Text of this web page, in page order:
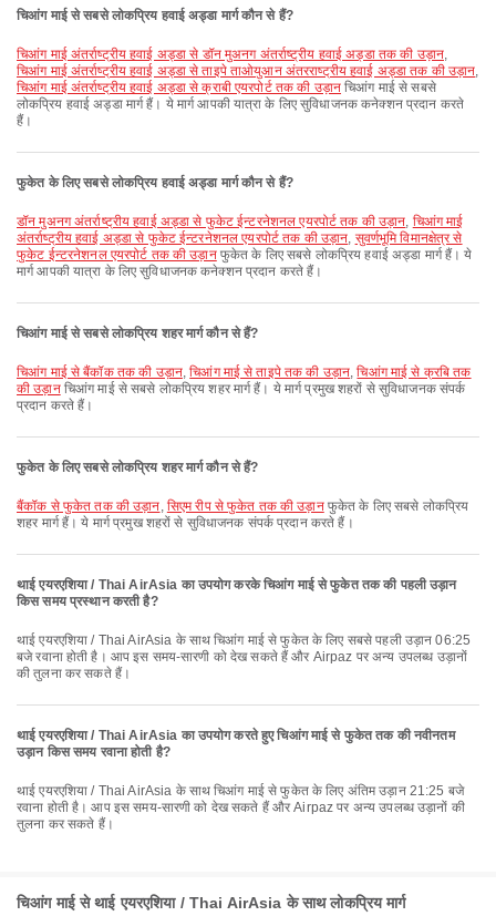
चिआंग माई से सबसे लोकप्रिय हवाई अड्डा मार्ग कौन से हैं?
चिआंग माई अंतर्राष्ट्रीय हवाई अड्डा से डॉन मुअनग अंतर्राष्ट्रीय हवाई अड्डा तक की उड़ान,
चिआंग माई अंतर्राष्ट्रीय हवाई अड्डा से ताइपे ताओयुआन अंतरराष्ट्रीय हवाई अड्डा तक की उड़ान,
चिआंग माई अंतर्राष्ट्रीय हवाई अड्डा से क्राबी एयरपोर्ट तक की उड़ान चिआंग माई से सबसे
लोकप्रिय हवाई अड्डा मार्ग हैं। ये मार्ग आपकी यात्रा के लिए सुविधाजनक कनेक्शन प्रदान करते
हैं।
फुकेत के लिए सबसे लोकप्रिय हवाई अड्डा मार्ग कौन से हैं?
डॉन मुअनग अंतर्राष्ट्रीय हवाई अड्डा से फुकेट ईन्टरनेशनल एयरपोर्ट तक की उड़ान, चिआंग माई
अंतर्राष्ट्रीय हवाई अड्डा से फुकेट ईन्टरनेशनल एयरपोर्ट तक की उड़ान, सुवर्णभूमि विमानक्षेत्र से
फुकेट ईन्टरनेशनल एयरपोर्ट तक की उड़ानफुकेत के लिए सबसे लोकप्रिय हवाई अड्डा मार्ग हैं। ये
मार्ग आपकी यात्रा के लिए सुविधाजनक कनेक्शन प्रदान करते हैं।
चिआंग माई से सबसे लोकप्रिय शहर मार्ग कौन से हैं?
चिआंग माई से बैंकॉक तक की उड़ान,चिआंग माई से ताइपे तक की उड़ान,चिआंग माई से क्रबि तक
की उड़ानचिआंग माई से सबसे लोकप्रिय शहर मार्ग हैं। ये मार्ग प्रमुख शहरों से सुविधाजनक संपर्क
प्रदान करते हैं।
फुकेत के लिए सबसे लोकप्रिय शहर मार्ग कौन से हैं?
बैंकॉक से फुकेत तक की उड़ान, सिएम रीप से फुकेत तक की उड़ानफुकेत के लिए सबसे लोकप्रिय
शहर मार्ग हैं। ये मार्ग प्रमुख शहरों से सुविधाजनक संपर्क प्रदान करते हैं।
थाई एयरएशिया / Thai AirAsia का उपयोग करके चिआंग माई से फुकेत तक की पहली उड़ान
किस समय प्रस्थान करती है?
थाई एयरएशिया / Thai AirAsia के साथ चिआंग माई से फुकेत के लिए सबसे पहली उड़ान 06:25
बजे रवाना होती है। आप इस समय-सारणी को देख सकते हैं और Airpaz पर अन्य उपलब्ध उड़ानों
की तुलना कर सकते हैं।
थाई एयरएशिया / Thai AirAsia का उपयोग करते हुए चिआंग माई से फुकेत तक की नवीनतम
उड़ान किस समय रवाना होती है?
थाई एयरएशिया / Thai AirAsia के साथ चिआंग माई से फुकेत के लिए अंतिम उड़ान 21:25 बजे
रवाना होती है। आप इस समय-सारणी को देख सकते हैं और Airpaz पर अन्य उपलब्ध उड़ानों की
तुलना कर सकते हैं।
चिआंग माई से थाई एयरएशिया / Thai AirAsia के साथ लोकप्रिय मार्ग